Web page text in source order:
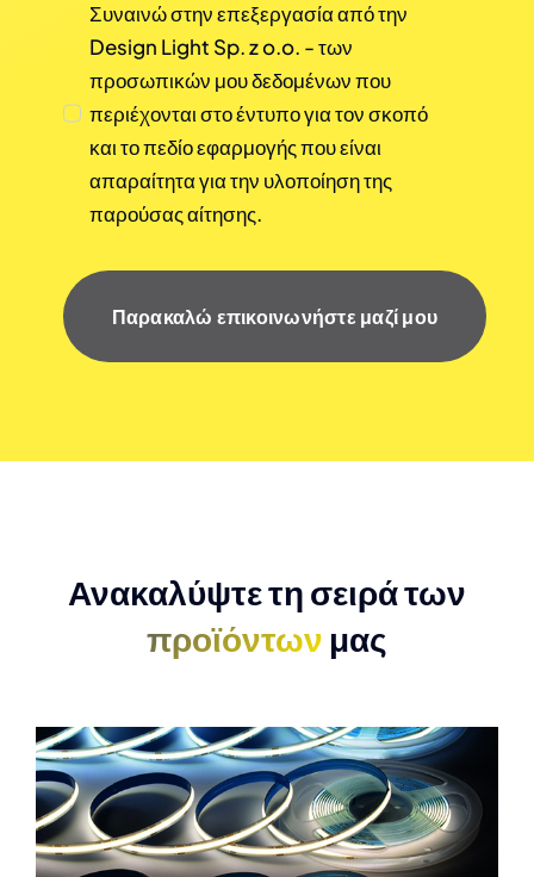
Συναινώ στην επεξεργασία από την
Design Light Sp. z o.o. - των
προσωπικών μου δεδομένων που
περιέχονται στο έντυπο για τον σκοπό
και το πεδίο εφαρμογής που είναι
απαραίτητα για την υλοποίηση της
παρούσας αίτησης.
Παρακαλώ επικοινωνήστε μαζί μου
Ανακαλύψτε τη σειρά των
προϊόντων μας